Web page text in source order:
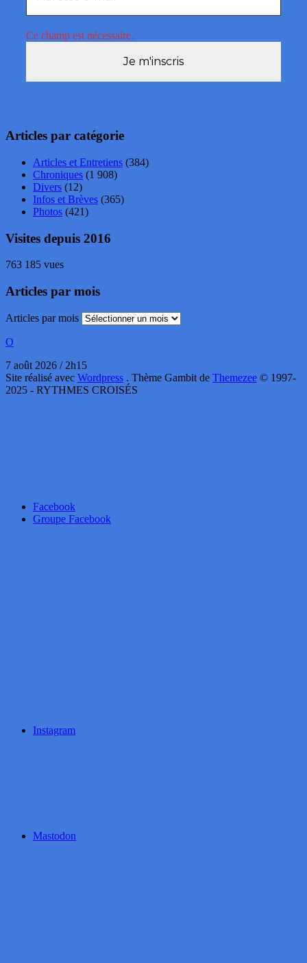
Ce champ est nécessaire.
Articles par catégorie
Articles et Entretiens (384)
Chroniques (1 908)
Divers (12)
Infos et Brèves (365)
Photos (421)
Visites depuis 2016
763 185 vues
Articles par mois
Articles par mois
O
7 août 2026 / 2h15
Site réalisé avec Wordpress . Thème Gambit de Themezee © 1997-
2025 - RYTHMES CROISÉS
Facebook
Groupe Facebook
Instagram
Mastodon